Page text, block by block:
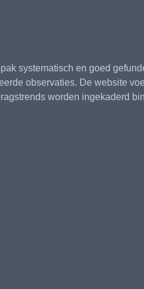
systematisch en goed
observaties. De website
worden ingekaderd